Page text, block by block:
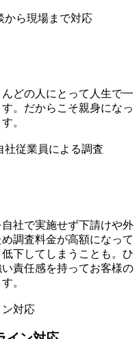
んどの⼈にとって⼈⽣で⼀
。 だからこそ親⾝になっ
。
社で実施せず下請けや外
調査料金が高額になって
下してしまうことも 。 ひ
責任感を持ってお客様の
。